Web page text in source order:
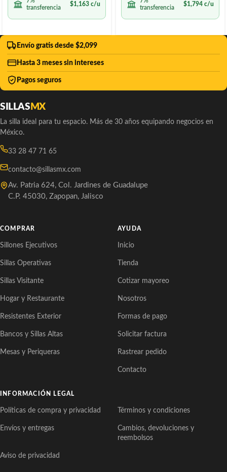
transferencia
$1,163 c/u
transferencia
$1,794 c/u
Envío gratis desde $2,099
Hasta 3 meses sin intereses
Pagos seguros
SILLAS MX
La silla ideal para tu espacio. Más de 30 años equipando negocios en
México.
33 28 47 71 65
contacto@sillasmx.com
Av. Patria 624, Col. Jardines de Guadalupe
C.P. 45030, Zapopan, Jalisco
COMPRAR
Sillones Ejecutivos
Sillas Operativas
Sillas Visitante
Hogar y Restaurante
Resistentes Exterior
Bancos y Sillas Altas
Mesas y Periqueras
AYUDA
Inicio
Tienda
Cotizar mayoreo
Nosotros
Formas de pago
Solicitar factura
Rastrear pedido
Contacto
INFORMACIÓN LEGAL
Políticas de compra y privacidad Términos y condiciones
Envíos y entregas
Cambios, devoluciones y
reembolsos
Aviso de privacidad